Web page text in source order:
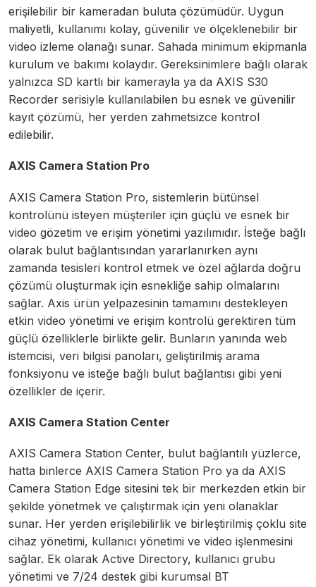
erişilebilir bir kameradan buluta çözümüdür. Uygun
maliyetli, kullanımı kolay, güvenilir ve ölçeklenebilir bir
video izleme olanağı sunar. Sahada minimum ekipmanla
kurulum ve bakımı kolaydır. Gereksinimlere bağlı olarak
yalnızca SD kartlı bir kamerayla ya da AXIS S30
Recorder serisiyle kullanılabilen bu esnek ve güvenilir
kayıt çözümü, her yerden zahmetsizce kontrol
edilebilir.
AXIS Camera Station Pro
AXIS Camera Station Pro, sistemlerin bütünsel
kontrolünü isteyen müşteriler için güçlü ve esnek bir
video gözetim ve erişim yönetimi yazılımıdır. İsteğe bağlı
olarak bulut bağlantısından yararlanırken aynı
zamanda tesisleri kontrol etmek ve özel ağlarda doğru
çözümü oluşturmak için esnekliğe sahip olmalarını
sağlar. Axis ürün yelpazesinin tamamını destekleyen
etkin video yönetimi ve erişim kontrolü gerektiren tüm
güçlü özelliklerle birlikte gelir. Bunların yanında web
istemcisi, veri bilgisi panoları, geliştirilmiş arama
fonksiyonu ve isteğe bağlı bulut bağlantısı gibi yeni
özellikler de içerir.
AXIS Camera Station Center
AXIS Camera Station Center, bulut bağlantılı yüzlerce,
hatta binlerce AXIS Camera Station Pro ya da AXIS
Camera Station Edge sitesini tek bir merkezden etkin bir
şekilde yönetmek ve çalıştırmak için yeni olanaklar
sunar. Her yerden erişilebilirlik ve birleştirilmiş çoklu site
cihaz yönetimi, kullanıcı yönetimi ve video işlenmesini
sağlar. Ek olarak Active Directory, kullanıcı grubu
yönetimi ve 7/24 destek gibi kurumsal BT